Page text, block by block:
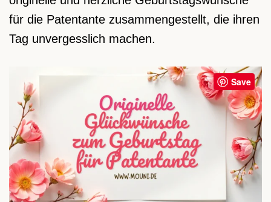
für die Patentante zusammengestellt, die ihren
Tag unvergesslich machen.
Save